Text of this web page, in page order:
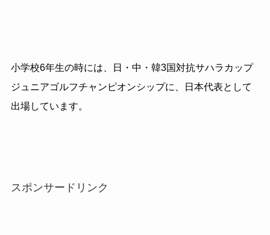
小学校6年生の時には、日・中・韓3国対抗サハラカップ
ジュニアゴルフチャンピオンシップに、日本代表として
出場しています。
スポンサードリンク